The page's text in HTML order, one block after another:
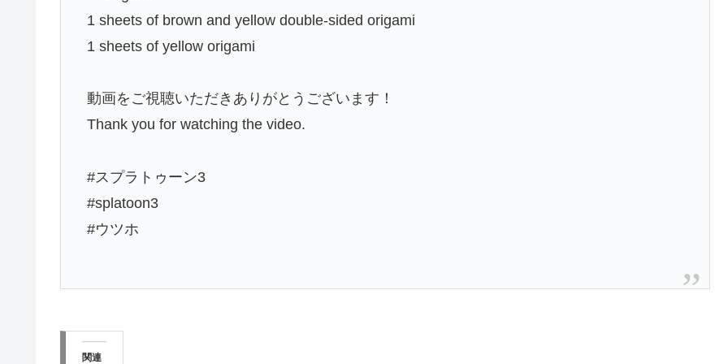
1 sheets of brown and yellow double-sided origami
1 sheets of yellow origami
動画をご視聴いただきありがとうございます！
Thank you for watching the video.
#スプラトゥーン3
#splatoon3
#ウツホ
関連